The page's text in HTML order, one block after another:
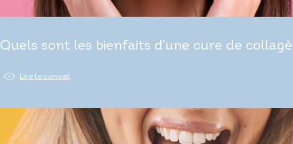
Quels sont les bienfaits d’une cure de
Lire le conseil